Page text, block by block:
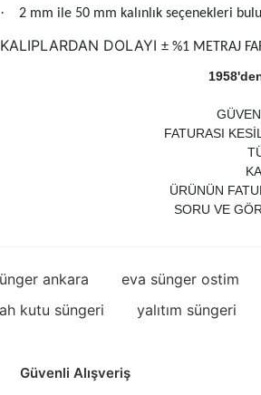
· 2 mm ile 50 mm kalınlık seçenekleri
KALIPLARDAN DOLAYI ± %1 METRAJ
FATURASI
ÜRÜNÜN
SORU VE
ankara eva sünger ostim
kutu süngeri yalıtım süngeri
Güvenli Alışveriş